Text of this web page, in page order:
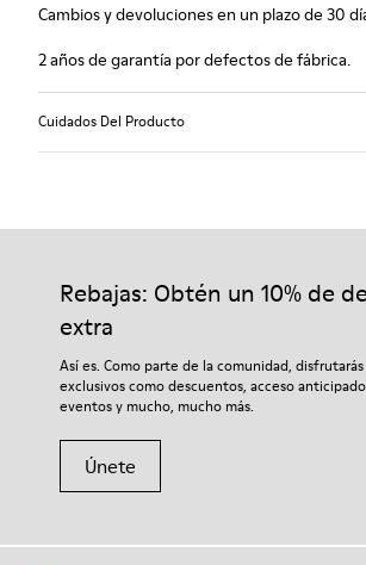
Cambios y devoluciones en un plazo de 30
2 años de garantía por defectos de fábrica.
Cuidados Del Producto
Rebajas: Obtén un 10% de
extra
Así es. Como parte de la comunidad,
exclusivos como descuentos, acceso
eventos y mucho, mucho más.
Únete